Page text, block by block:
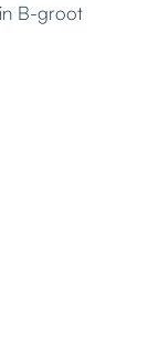
B-groot